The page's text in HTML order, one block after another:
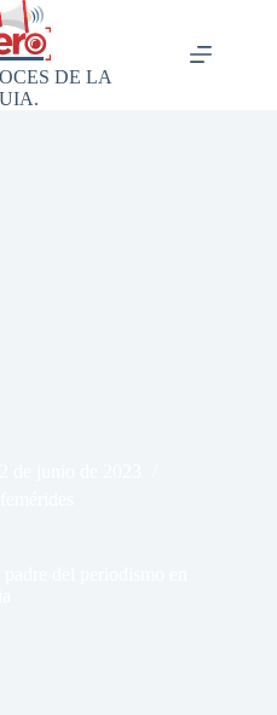
DE LA